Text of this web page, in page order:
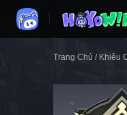
Trang Chủ / Khiêu